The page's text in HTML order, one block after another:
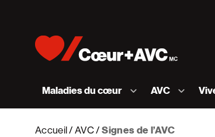
Maladies du cœur AVC
Accueil AVC Signes de l’AVC